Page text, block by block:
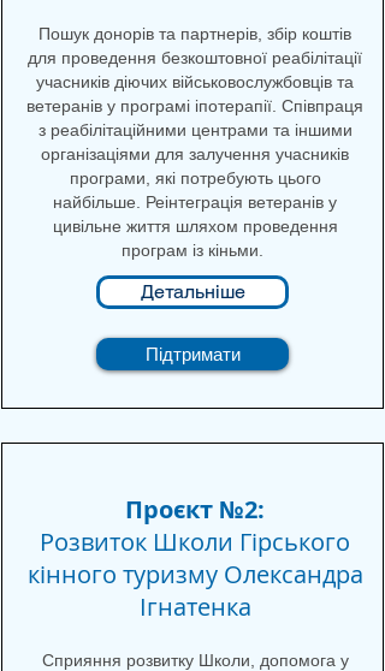
Пошук донорів та партнерів, збір коштів
для проведення безкоштовної реабілітації
учасників діючих військовослужбовців та
ветеранів у програмі іпотерапії. Співпраця
з реабілітаційними центрами та іншими
організаціями для залучення учасників
програми, які потребують цього
найбільше. Реінтеграція ветеранів у
цивільне життя шляхом проведення
програм із кіньми.
Детальніше
Підтримати
Проєкт №2:
Розвиток Школи Гірського
кінного туризму Олександра
Ігнатенка
Сприяння розвитку Школи, допомога у